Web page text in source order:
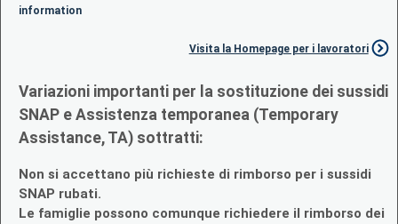
information
Visita la Homepage per i lavoratori
Variazioni importanti per la sostituzione dei sussidi
SNAP e Assistenza temporanea (Temporary
Assistance, TA) sottratti:
Non si accettano più richieste di rimborso per i sussidi
SNAP rubati.
Le famiglie possono comunque richiedere il rimborso dei